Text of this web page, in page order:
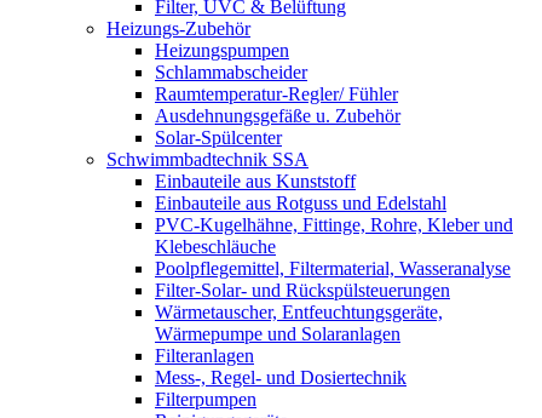
Filter, UVC & Belüftung
Heizungs-Zubehör
Heizungspumpen
Schlammabscheider
Raumtemperatur-Regler/ Fühler
Ausdehnungsgefäße u. Zubehör
Solar-Spülcenter
Schwimmbadtechnik SSA
Einbauteile aus Kunststoff
Einbauteile aus Rotguss und Edelstahl
PVC-Kugelhähne, Fittinge, Rohre, Kleber und
Klebeschläuche
Poolpflegemittel, Filtermaterial, Wasseranalyse
Filter-Solar- und Rückspülsteuerungen
Wärmetauscher, Entfeuchtungsgeräte,
Wärmepumpe und Solaranlagen
Filteranlagen
Mess-, Regel- und Dosiertechnik
Filterpumpen